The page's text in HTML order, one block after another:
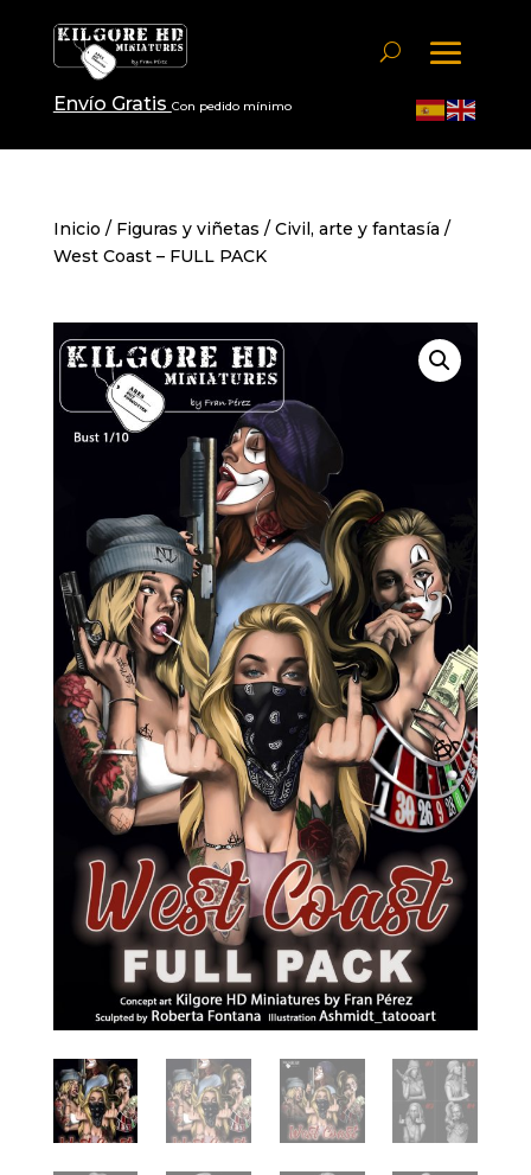
Envío Gratis Con pedido mínimo
Inicio / Figuras y viñetas / Civil, arte y fantasía /
West Coast – FULL PACK